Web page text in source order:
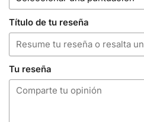
Título de tu reseña
Tu reseña